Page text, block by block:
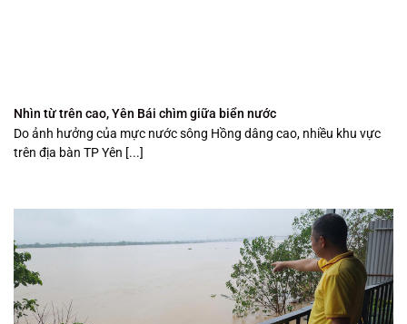
Nhìn từ trên cao, Yên Bái chìm giữa biển nước
Do ảnh hưởng của mực nước sông Hồng dâng cao, nhiều khu vực
trên địa bàn TP Yên [...]